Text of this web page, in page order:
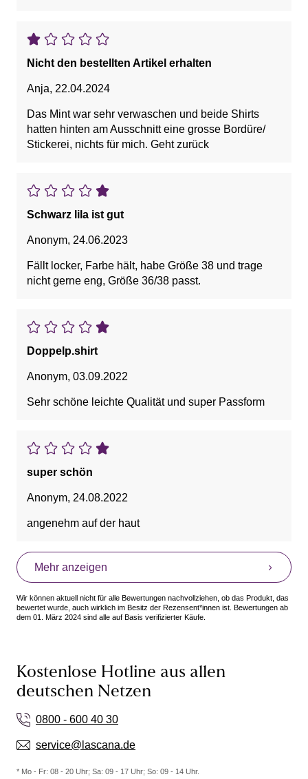
Nicht den bestellten Artikel erhalten
Anja, 22.04.2024
Das Mint war sehr verwaschen und beide Shirts
hatten hinten am Ausschnitt eine grosse Bordüre/
Stickerei, nichts für mich. Geht zurück
Schwarz lila ist gut
Anonym, 24.06.2023
Fällt locker, Farbe hält, habe Größe 38 und trage
nicht gerne eng, Größe 36/38 passt.
Doppelp.shirt
Anonym, 03.09.2022
Sehr schöne leichte Qualität und super Passform
super schön
Anonym, 24.08.2022
angenehm auf der haut
Mehr anzeigen
Wir können aktuell nicht für alle Bewertungen nachvollziehen, ob das Produkt, das
bewertet wurde, auch wirklich im Besitz der Rezensent*innen ist. Bewertungen ab
dem 01. März 2024 sind alle auf Basis verifizierter Käufe.
Kostenlose Hotline aus allen
deutschen Netzen
0800 - 600 40 30
service@lascana.de
* Mo - Fr: 08 - 20 Uhr; Sa: 09 - 17 Uhr; So: 09 - 14 Uhr.